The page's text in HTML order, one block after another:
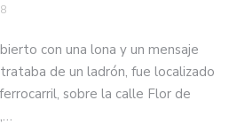
con una lona y un mensaje
de un ladrón, fue localizado
sobre la calle Flor de